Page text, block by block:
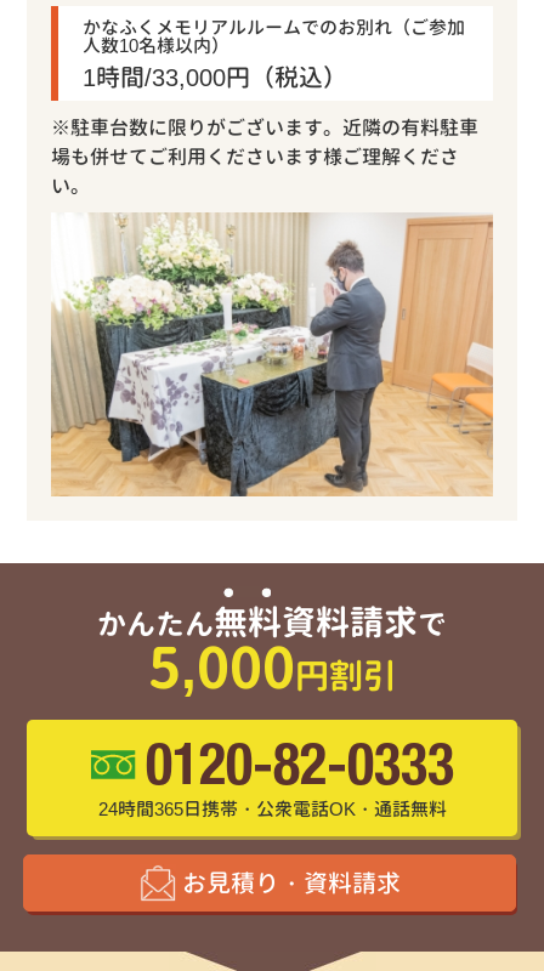
かなふくメモリアルルームでのお別れ（ご参加
人数10名様以内）
1時間/33,000円（税込）
※駐車台数に限りがございます。近隣の有料駐車
場も併せてご利用くださいます様ご理解くださ
い。
かんたん無料資料請求で
5,000円割引
0120-82-0333
24時間365日携帯・公衆電話OK・通話無料
お見積り・資料請求